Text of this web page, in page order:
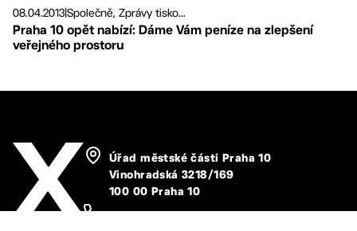
08.04.2013Společně, Zprávy tisko...
Praha 10 opět nabízí: Dáme Vám peníze na zlepšení
veřejného prostoru
Úřad městské části Praha 10
Vinohradská 3218/169
100 00 Praha 10